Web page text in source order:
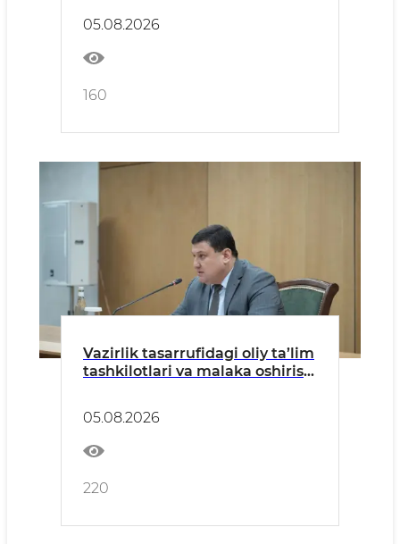
05.08.2026
160
Vazirlik tasarrufidagi oliy ta’lim
tashkilotlari va malaka oshirish
05.08.2026
220